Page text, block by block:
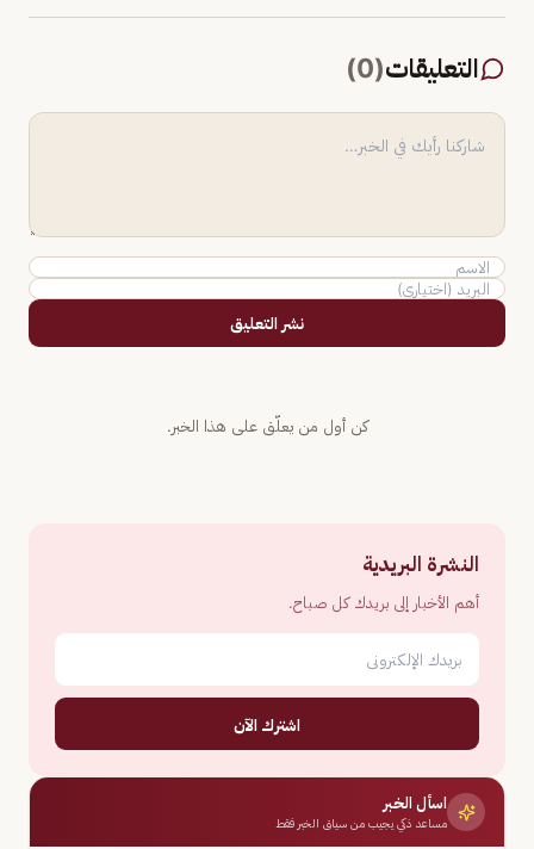
التعليقات(
0
)
نشر التعليق
كن أول من يعلّق على هذا الخبر.
النشرة البريدية
أهم الأخبار إلى بريدك كل صباح.
اشترك الآن
اسأل الخبر
مساعد ذكي يجيب من سياق الخبر فقط